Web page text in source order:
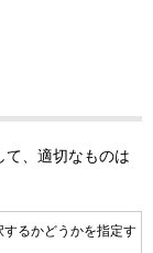
て、適切なものは
るかどうかを指定す